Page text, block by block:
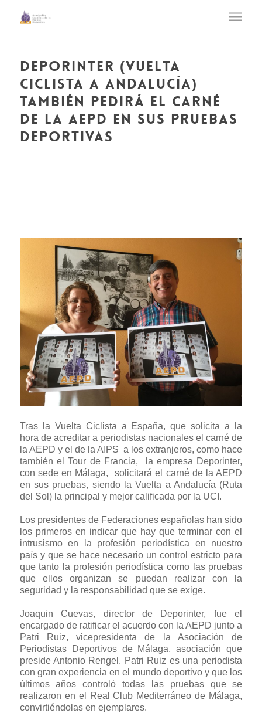
deporinter (vuelta
ciclista a andalucía)
también pedirá el carné
de la aepd en sus pruebas
deportivas
Tras la Vuelta Ciclista a España, que solicita a la
hora de acreditar a periodistas nacionales el carné de
la AEPD y el de la AIPS a los extranjeros, como hace
también el Tour de Francia, la empresa Deporinter,
con sede en Málaga, solicitará el carné de la AEPD
en sus pruebas, siendo la Vuelta a Andalucía (Ruta
del Sol) la principal y mejor calificada por la UCI.
Los presidentes de Federaciones españolas han sido
los primeros en indicar que hay que terminar con el
intrusismo en la profesión periodística en nuestro
país y que se hace necesario un control estricto para
que tanto la profesión periodística como las pruebas
que ellos organizan se puedan realizar con la
seguridad y la responsabilidad que se exige.
Joaquin Cuevas, director de Deporinter, fue el
encargado de ratificar el acuerdo con la AEPD junto a
Patri Ruiz, vicepresidenta de la Asociación de
Periodistas Deportivos de Málaga, asociación que
preside Antonio Rengel. Patri Ruiz es una periodista
con gran experiencia en el mundo deportivo y que los
últimos años controló todas las pruebas que se
realizaron en el Real Club Mediterráneo de Málaga,
convirtiéndolas en ejemplares.